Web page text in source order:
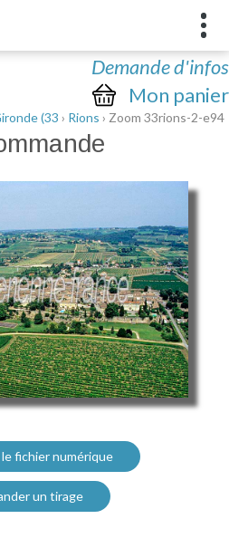
Demande d'infos
Mon panier
(33 › Rions › Zoom 33rions-2-e94
fichier numérique
un tirage